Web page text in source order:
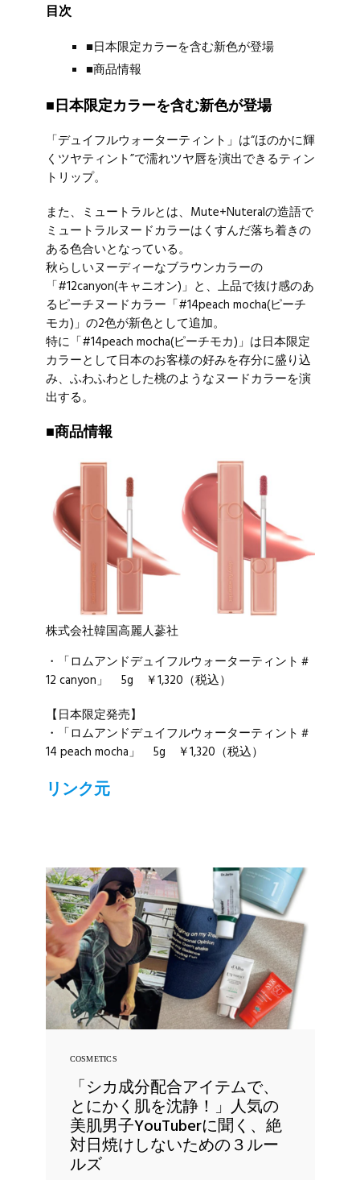
目次
■日本限定カラーを含む新色が登場
■商品情報
■日本限定カラーを含む新色が登場
「デュイフルウォーターティント」は“ほのかに輝
くツヤティント”で濡れツヤ唇を演出できるティン
トリップ。
また、ミュートラルとは、Mute+Nuteralの造語で
ミュートラルヌードカラーはくすんだ落ち着きの
ある色合いとなっている。
秋らしいヌーディーなブラウンカラーの
「#12canyon(キャニオン)」と、上品で抜け感のあ
るピーチヌードカラー「#14peach mocha(ピーチ
モカ)」の2色が新色として追加。
特に「#14peach mocha(ピーチモカ)」は日本限定
カラーとして日本のお客様の好みを存分に盛り込
み、ふわふわとした桃のようなヌードカラーを演
出する。
■商品情報
株式会社韓国高麗人蔘社
・「ロムアンドデュイフルウォーターティント＃
12 canyon」 5g ￥1,320（税込）
【日本限定発売】
・「ロムアンドデュイフルウォーターティント＃
14 peach mocha」 5g ￥1,320（税込）
リンク元
COSMETICS
「シカ成分配合アイテムで、
とにかく肌を沈静！」人気の
美肌男子YouTuberに聞く、絶
対日焼けしないための３ルー
ルズ